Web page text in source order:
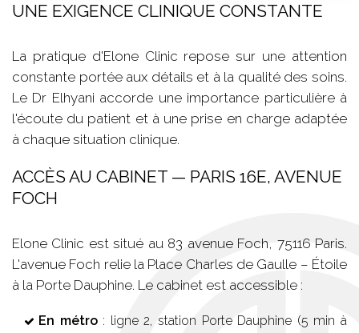
UNE EXIGENCE CLINIQUE CONSTANTE
La pratique d'Elone Clinic repose sur une attention
constante portée aux détails et à la qualité des soins.
Le Dr Elhyani accorde une importance particulière à
l'écoute du patient et à une prise en charge adaptée
à chaque situation clinique.
ACCÈS AU CABINET — PARIS 16E, AVENUE
FOCH
Elone Clinic est situé au 83 avenue Foch, 75116 Paris.
L'avenue Foch relie la Place Charles de Gaulle – Étoile
à la Porte Dauphine. Le cabinet est accessible :
En métro: ligne 2, station Porte Dauphine (5 min à